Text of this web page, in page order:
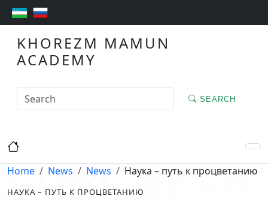
KHOREZM MAMUN
ACADEMY
SEARCH
Home News News Наука – путь к процветанию
НАУКА – ПУТЬ К ПРОЦВЕТАНИЮ